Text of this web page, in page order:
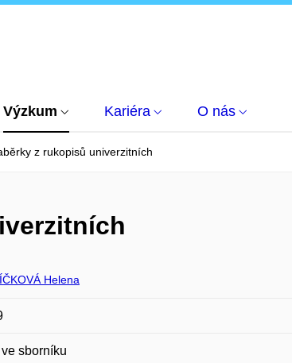
Výzkum Kariéra O nás
z rukopisů univerzitních
Helena
sborníku